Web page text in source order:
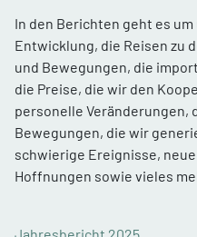
In den Berichten geht es
Entwicklung, die Reisen zu
und Bewegungen, die
die Preise, die wir den
personelle Veränderungen,
Bewegungen, die wir
schwierige Ereignisse,
Hoffnungen sowie vieles
Jahresbericht 2025